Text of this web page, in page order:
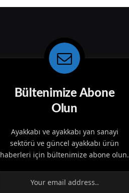
Bültenimize Abone
Olun
Ayakkabı ve ayakkabı yan sanayi
sektörü ve güncel ayakkabı ürün
haberleri için bültenimize abone olun.